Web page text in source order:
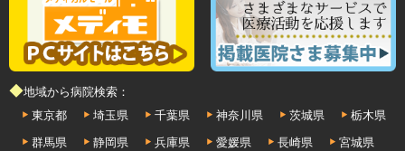
◆地域から病院検索：
東京都
埼玉県 千葉県 神奈川県 茨城県
栃木県
群馬県
静岡県 兵庫県 愛媛県 長崎県
宮城県